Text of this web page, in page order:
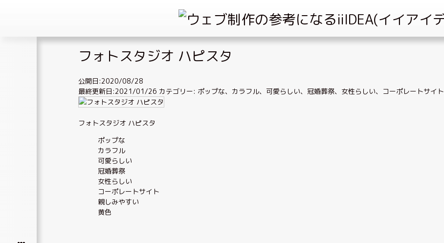
Skip
to
content
フォトスタジオ ハピスタ
公開日:2020/08/28
最終更新日:2021/01/26 カテゴリー: ポップな、 カラフル、 可愛らしい、 冠婚葬祭、 女性らしい、 コーポレートサイト
フォトスタジオ ハピスタ
ポップな
カラフル
可愛らしい
冠婚葬祭
女性らしい
コーポレートサイト
親しみやすい
黄色